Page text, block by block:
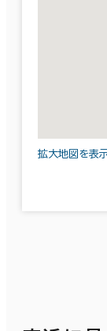
拡大地図を表